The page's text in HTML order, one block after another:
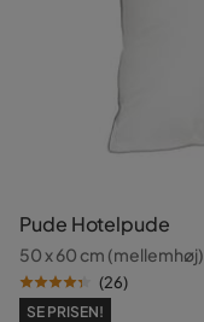
Pude Hotelpude
50 x 60 cm (mellemhøj)
(26)
SE PRISEN!